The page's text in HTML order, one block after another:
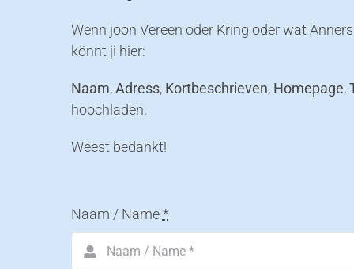
Wenn joon Vereen oder Kring oder wat
könnt ji hier:
Naam,Adress, Kortbeschrieven, Homepage,
hoochladen.
Weest bedankt!
Naam / Name*